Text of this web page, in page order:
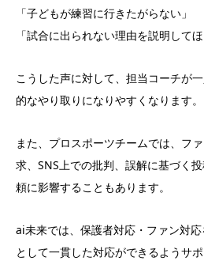
「子どもが練習に行きたがらない」
「試合に出られない理由を説明してほ
こうした声に対して、担当コーチが
的なやり取りになりやすくなります。
また、プロスポーツチームでは、フ
求、SNS上での批判、誤解に基づく
頼に影響することもあります。
ai未来では、保護者対応・ファン対
として一貫した対応ができるようサポ